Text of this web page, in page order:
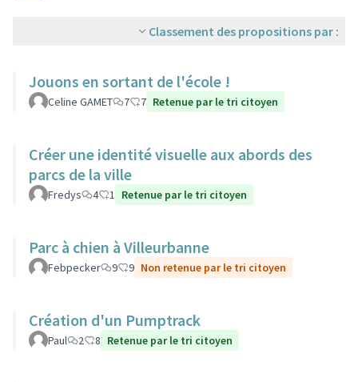
Classement des propositions par :
Jouons en sortant de l'école !
Celine GAMET 7 7 Retenue par le tri citoyen
Créer une identité visuelle aux abords des
parcs de la ville
Fredys 4 1 Retenue par le tri citoyen
Parc à chien à Villeurbanne
Febpecker 9 9 Non retenue par le tri citoyen
Création d'un Pumptrack
Paul 2 8 Retenue par le tri citoyen